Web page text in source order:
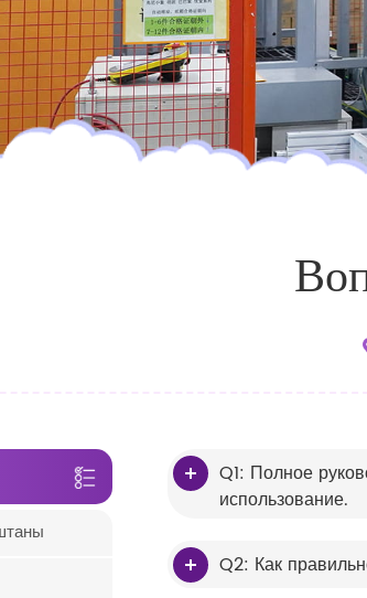
Q1: Полное
использование.
Q2: Как